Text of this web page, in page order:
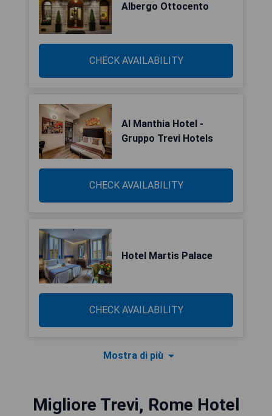
Albergo Ottocento
CHECK AVAILABILITY
Al Manthia Hotel -
Gruppo Trevi Hotels
CHECK AVAILABILITY
Hotel Martis Palace
CHECK AVAILABILITY
Mostra di più
Migliore Trevi, Rome Hotel